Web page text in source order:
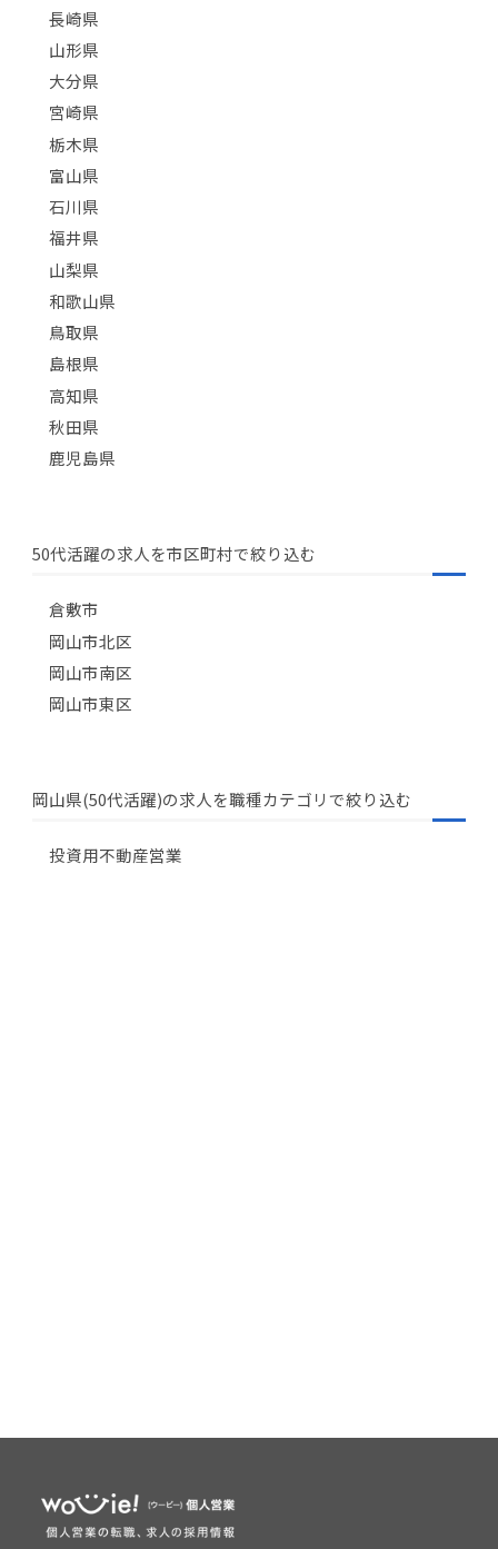
長崎県
山形県
大分県
宮崎県
栃木県
富山県
石川県
福井県
山梨県
和歌山県
鳥取県
島根県
高知県
秋田県
鹿児島県
50代活躍の求人を市区町村で絞り込む
倉敷市
岡山市北区
岡山市南区
岡山市東区
岡山県(50代活躍)の求人を職種カテゴリで絞り込む
投資用不動産営業